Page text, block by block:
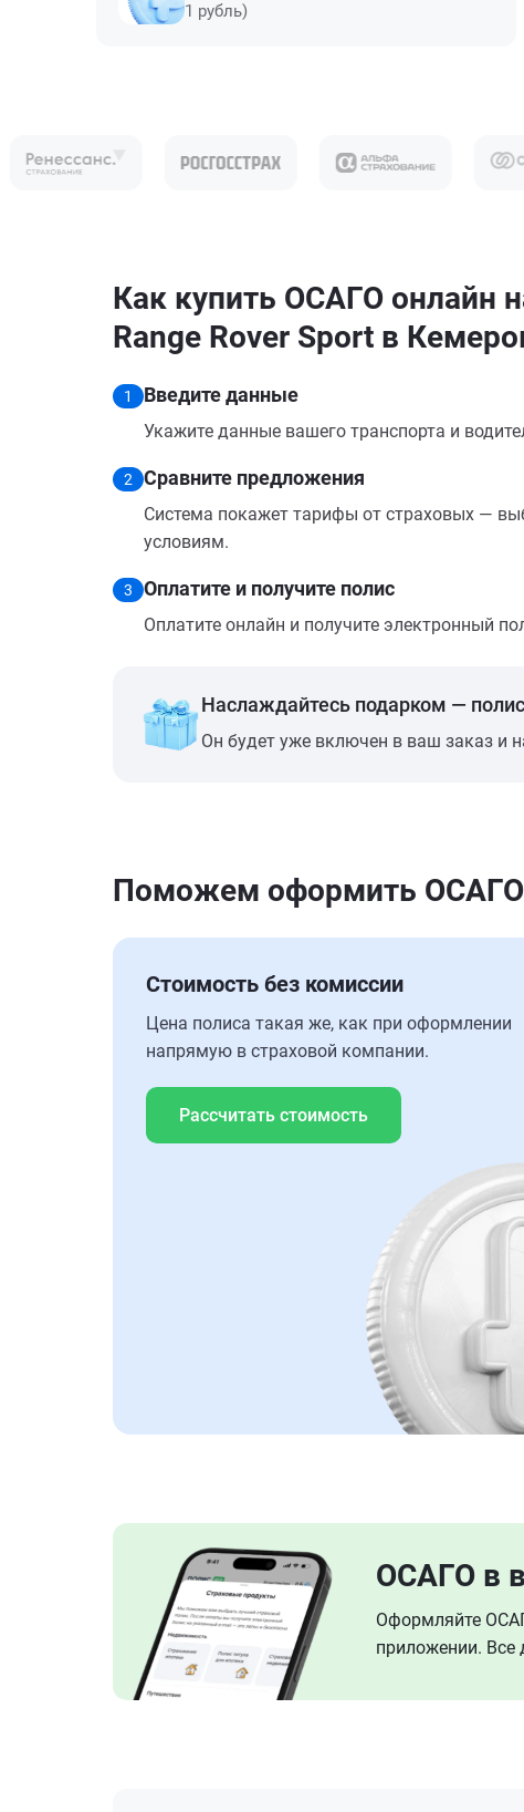
1 рубль)
Как купить ОСАГО онлайн
Range Rover Sport в
1 Введите данные
Укажите данные вашего транспорта и
2 Сравните предложения
Система покажет тарифы от страховых —
условиям.
3 Оплатите и получите полис
Оплатите онлайн и получите электронный
Наслаждайтесь подарком —
Он будет уже включен в ваш заказ и
Поможем оформить ОСАГО
Стоимость без комиссии
Цена полиса такая же, как при оформлении
напрямую в страховой компании.
Рассчитать стоимость
ОСАГО в
Оформляйте
приложении. Все